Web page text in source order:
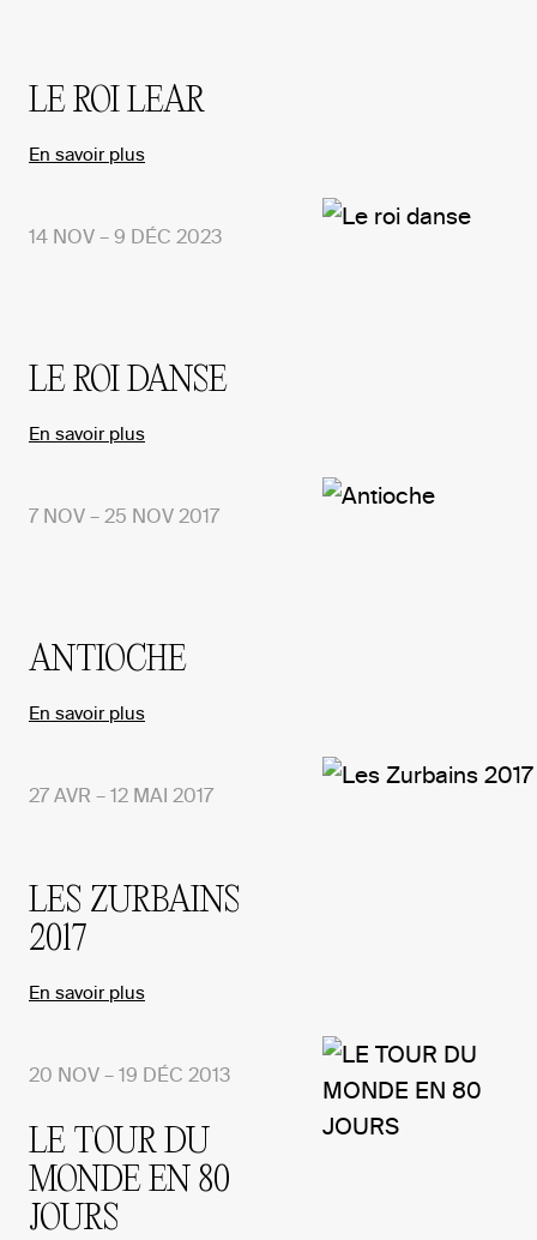
LE ROI LEAR
En savoir plus
LE ROI DANSE
14 NOV – 9 DÉC 2023
En savoir plus
ANTIOCHE
7 NOV – 25 NOV 2017
En savoir plus
LES ZURBAINS
2017
27 AVR – 12 MAI 2017
En savoir plus
LE TOUR DU
MONDE EN 80
JOURS
20 NOV – 19 DÉC 2013